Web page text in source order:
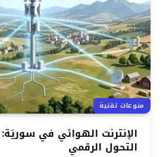
منوعات تقنية
الإنترنت الهوائي في
التحول الرقمي